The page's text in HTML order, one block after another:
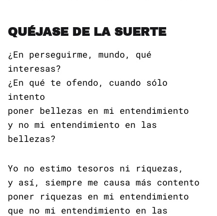
QUÉJASE DE LA SUERTE
¿En perseguirme, mundo, qué
interesas?
¿En qué te ofendo, cuando sólo
intento
poner bellezas en mi entendimiento
y no mi entendimiento en las
bellezas?
Yo no estimo tesoros ni riquezas,
y así, siempre me causa más contento
poner riquezas en mi entendimiento
que no mi entendimiento en las